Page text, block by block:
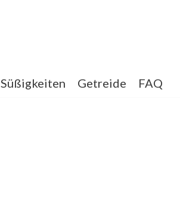
Süßigkeiten Getreide FAQ